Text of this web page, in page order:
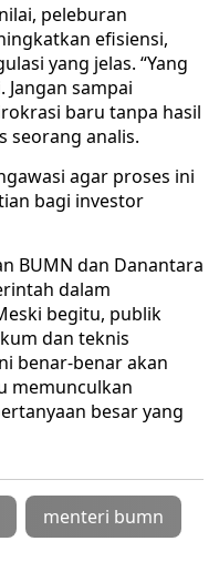
peleburan
efisiensi,
yang jelas. “Yang
sampai
baru tanpa hasil
seorang analis.
agar proses ini
bagi investor
BUMN dan Danantara
dalam
begitu, publik
dan teknis
benar-benar akan
memunculkan
besar yang
menteri bumn